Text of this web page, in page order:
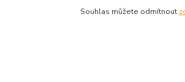
Souhlas můžete odmítnout